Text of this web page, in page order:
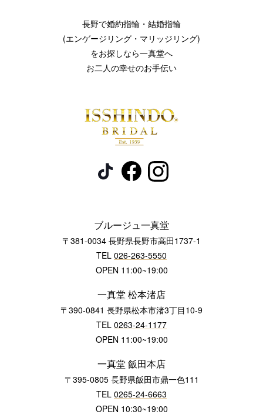
長野で婚約指輪・結婚指輪
(エンゲージリング・マリッジリング)
をお探しなら一真堂へ
お二人の幸せのお手伝い
ブルージュ一真堂
〒381-0034 長野県長野市高田1737-1
TEL 026-263-5550
OPEN 11:00~19:00
一真堂 松本渚店
〒390-0841 長野県松本市渚3丁目10-9
TEL 0263-24-1177
OPEN 11:00~19:00
一真堂 飯田本店
〒395-0805 長野県飯田市鼎一色111
TEL 0265-24-6663
OPEN 10:30~19:00